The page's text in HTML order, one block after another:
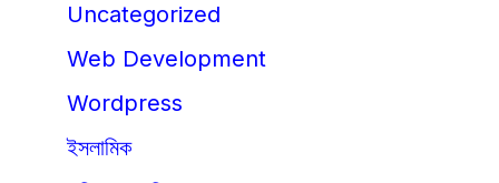
Uncategorized
Web Development
Wordpress
ইসলামিক